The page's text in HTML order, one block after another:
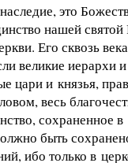
это
нашей святой
Его сквозь
великие иерархи
цари и князья,
весь
сохраненное
быть
ибо только в